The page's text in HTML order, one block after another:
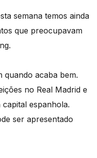
semana temos ainda
que preocupavam
quando acaba bem.
no Real Madrid e
espanhola.
ser apresentado